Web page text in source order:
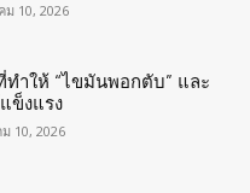
ม 10, 2026
ทำให้ “ไขมันพอกตับ” และ
ข็งแรง
10, 2026